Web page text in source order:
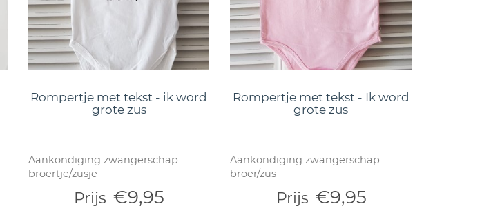
Rompertje met tekst - ik word
grote zus
Aankondiging zwangerschap
broertje/zusje
Prijs €9,95
Rompertje met tekst - Ik word
grote zus
Aankondiging zwangerschap
broer/zus
Prijs €9,95